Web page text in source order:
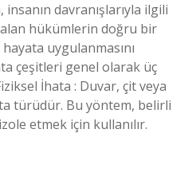
davranışlarıyla ilgili
hükümlerin doğru bir
hayata uygulanmasını
çeşitleri genel olarak üç
İhata : Duvar, çit veya
türüdür. Bu yöntem, belirli
etmek için kullanılır.